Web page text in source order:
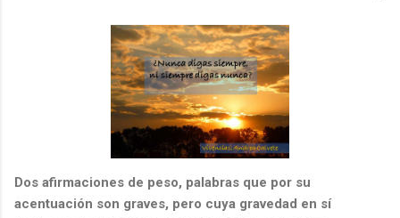
Dos afirmaciones de peso, palabras que por su
acentuación son graves, pero cuya gravedad en sí